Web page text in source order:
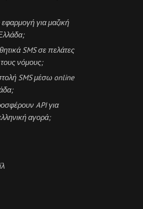
εφαρμογή για μαζική
SMS σε πελάτες
νόμους;
SMS μέσω online
API για
αγορά;